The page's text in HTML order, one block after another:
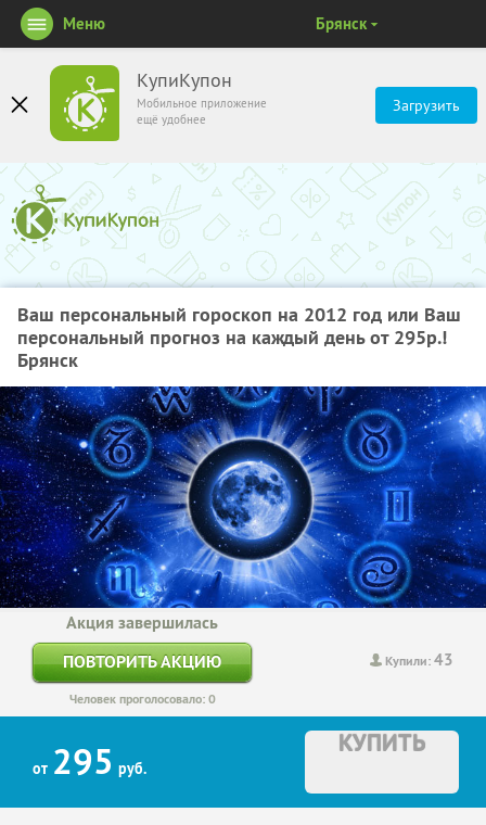
КупиКупон
Мобильное приложение
ещё удобнее
Загрузить
Меню Брянск
Ваш персональный гороскоп на 2012 год или Ваш
персональный прогноз на каждый день от 295р.!
Брянск
Купили:43
Акция завершилась
ПОВТОРИТЬ АКЦИЮ
Человек проголосовало: 0
от 295 руб.
КУПИТЬ